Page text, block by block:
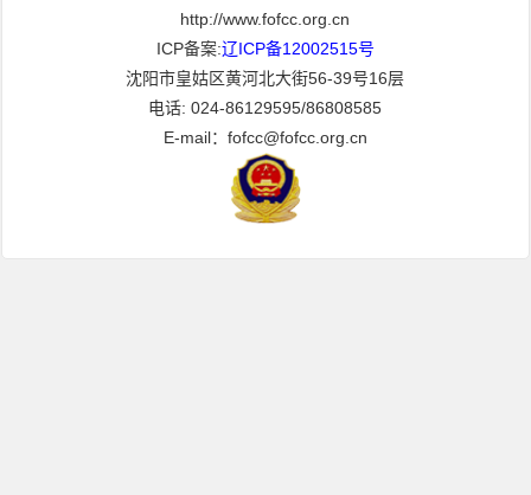
http://www.fofcc.org.cn
ICP备案:辽ICP备12002515号
沈阳市皇姑区黄河北大街56-39号16层
电话: 024-86129595/86808585
E-mail：fofcc@fofcc.org.cn